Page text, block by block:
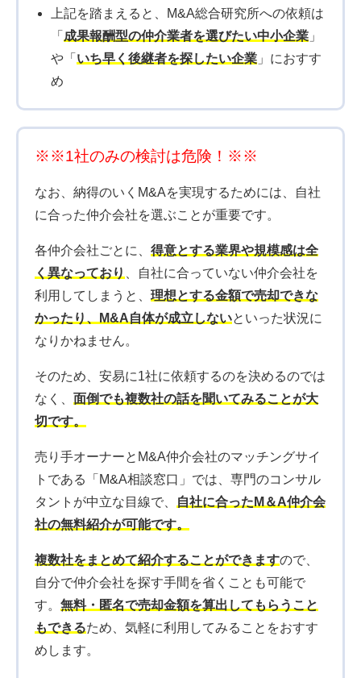
上記を踏まえると、M&A総合研究所への依頼は
「 成果報酬型の仲介業者を選びたい中小企業 」
や「 いち早く後継者を探したい企業 」におすす
め
※※1社のみの検討は危険！※※
なお、納得のいくM&Aを実現するためには、自社
に合った仲介会社を選ぶことが重要です。
各仲介会社ごとに、 得意とする業界や規模感は全
く異なっており
、自社に合っていない仲介会社を
利用してしまうと、 理想とする金額で売却できな
かったり、M&A自体が成立しないといった状況に
なりかねません。
そのため、安易に1社に依頼するのを決めるのでは
なく、 面倒でも複数社の話を聞いてみることが大
切です。
売り手オーナーとM&A仲介会社のマッチングサイ
トである「M&A相談窓口」では、専門のコンサル
タントが中立な目線で、
自社に合ったM＆A仲介会
社の無料紹介が可能です。
複数社をまとめて紹介することができますので、
自分で仲介会社を探す手間を省くことも可能で
す。 無料・匿名で売却金額を算出してもらうこと
もできるため、気軽に利用してみることをおすす
めします。